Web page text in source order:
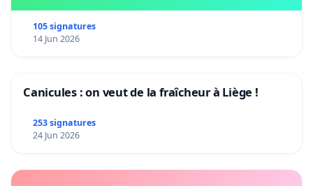
105 signatures
14 Jun 2026
Canicules : on veut de la fraîcheur à Liège !
253 signatures
24 Jun 2026